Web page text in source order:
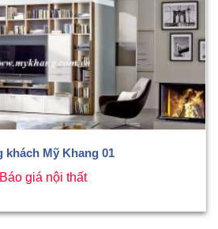
khách Mỹ Khang 01
Báo giá nội thất